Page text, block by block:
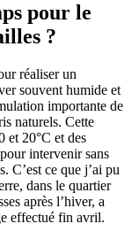
pour le
?
réaliser un
souvent humide et
importante de
naturels. Cette
et 20°C et des
intervenir sans
C’est ce que j’ai pu
dans le quartier
après l’hiver, a
effectué fin avril.